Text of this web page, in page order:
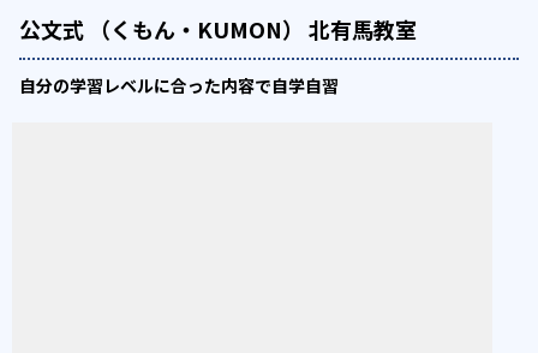
公文式 （くもん・KUMON） 北有馬教室
自分の学習レベルに合った内容で自学自習